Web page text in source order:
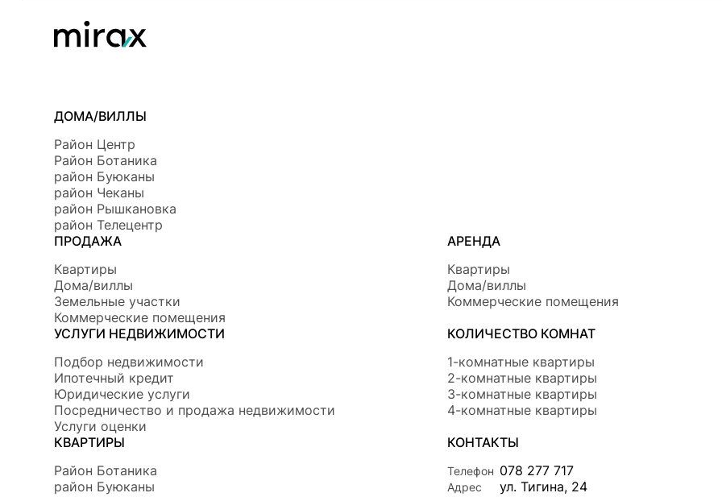
ДОМА/ВИЛЛЫ
Район Центр
Район Ботаникa
район Буюканы
район Чеканы
район Рышкановка
район Телецентр
ПРОДАЖА
Квартиры
Дома/виллы
Земельные участки
Коммерческие помещения
АРЕНДА
Квартиры
Дома/виллы
Коммерческие помещения
УСЛУГИ НЕДВИЖИМОСТИ
Подбор недвижимости
Ипотечный кредит
Юридические услуги
Посредничество и продажа недвижимости
Услуги оценки
КОЛИЧЕСТВО КОМНАТ
1-комнатные квартиры
2-комнатные квартиры
3-комнатные квартиры
4-комнатные квартиры
КВАРТИРЫ
Район Ботаникa
район Буюканы
КОНТАКТЫ
Телефон 078 277 717
Адрес ул. Тигина, 24